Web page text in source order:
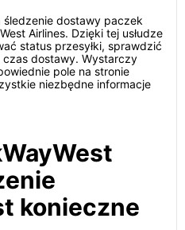
śledzenie dostawy paczek
Airlines. Dzięki tej usłudze
status przesyłki, sprawdzić
czas dostawy. Wystarczy
pole na stronie
niezbędne informacje
konieczne